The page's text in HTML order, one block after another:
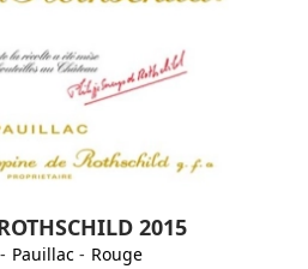
2015
- Pauillac - Rouge